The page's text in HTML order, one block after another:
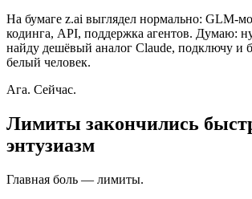
На бумаге z.ai выглядел нормально: GLM-
кодинга, API, поддержка агентов. Думаю:
найду дешёвый аналог Claude, подключу и
белый человек.
Ага. Сейчас.
Лимиты закончились
энтузиазм
Главная боль — лимиты.